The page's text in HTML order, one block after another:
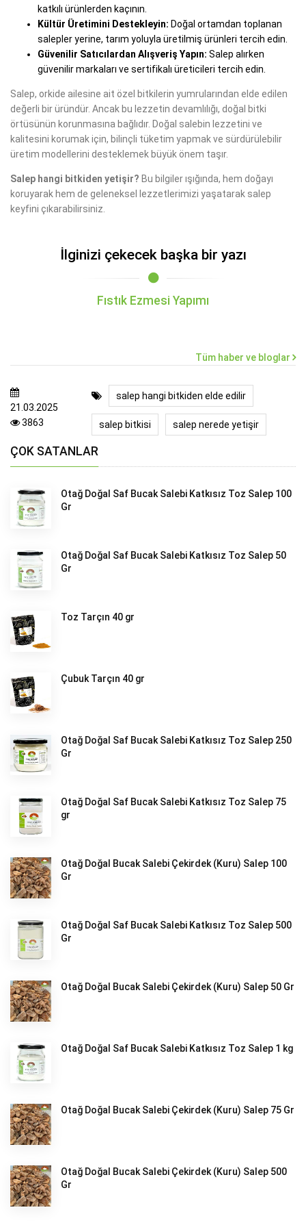
katkılı ürünlerden kaçının.
Kültür Üretimini Destekleyin: Doğal ortamdan toplanan
salepler yerine, tarım yoluyla üretilmiş ürünleri tercih edin.
Güvenilir Satıcılardan Alışveriş Yapın: Salep alırken
güvenilir markaları ve sertifikalı üreticileri tercih edin.
Salep, orkide ailesine ait özel bitkilerin yumrularından elde edilen
değerli bir üründür. Ancak bu lezzetin devamlılığı, doğal bitki
örtüsünün korunmasına bağlıdır. Doğal salebin lezzetini ve
kalitesini korumak için, bilinçli tüketim yapmak ve sürdürülebilir
üretim modellerini desteklemek büyük önem taşır.
Salep hangi bitkiden yetişir? Bu bilgiler ışığında, hem doğayı
koruyarak hem de geleneksel lezzetlerimizi yaşatarak salep
keyfini çıkarabilirsiniz.
İlginizi çekecek başka bir yazı
Fıstık Ezmesi Yapımı
Tüm haber ve bloglar
21.03.2025
3863
salep hangi bitkiden elde edilir
salep bitkisi salep nerede yetişir
ÇOK SATANLAR
Otağ Doğal Saf Bucak Salebi Katkısız Toz Salep 100
Gr
Otağ Doğal Saf Bucak Salebi Katkısız Toz Salep 50
Gr
Toz Tarçın 40 gr
Çubuk Tarçın 40 gr
Otağ Doğal Saf Bucak Salebi Katkısız Toz Salep 250
Gr
Otağ Doğal Saf Bucak Salebi Katkısız Toz Salep 75
gr
Otağ Doğal Bucak Salebi Çekirdek (Kuru) Salep 100
Gr
Otağ Doğal Saf Bucak Salebi Katkısız Toz Salep 500
Gr
Otağ Doğal Bucak Salebi Çekirdek (Kuru) Salep 50 Gr
Otağ Doğal Saf Bucak Salebi Katkısız Toz Salep 1 kg
Otağ Doğal Bucak Salebi Çekirdek (Kuru) Salep 75 Gr
Otağ Doğal Bucak Salebi Çekirdek (Kuru) Salep 500
Gr